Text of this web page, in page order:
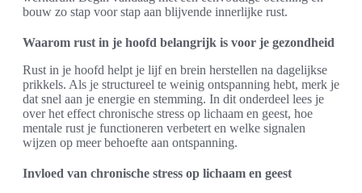
bouw zo stap voor stap aan blijvende innerlijke rust.
Waarom rust in je hoofd belangrijk is voor je gezondheid
Rust in je hoofd helpt je lijf en brein herstellen na dagelijkse
prikkels. Als je structureel te weinig ontspanning hebt, merk je
dat snel aan je energie en stemming. In dit onderdeel lees je
over het effect chronische stress op lichaam en geest, hoe
mentale rust je functioneren verbetert en welke signalen
wijzen op meer behoefte aan ontspanning.
Invloed van chronische stress op lichaam en geest